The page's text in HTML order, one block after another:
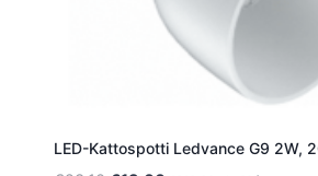
LED-Kattospotti Ledvance G9 2W,